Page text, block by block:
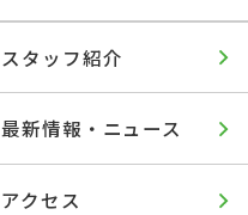
スタッフ紹介
最新情報・ニュース
アクセス